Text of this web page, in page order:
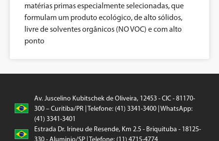
matérias primas especialmente selecionadas, que
formulam um produto ecológico, de alto sólidos,
livre de solventes orgânicos (NO VOC) e com alto
ponto
Av. Juscelino Kubitschek de Oliveira, 12453 - CIC - 81170-
300 – Curitiba/PR | Telefone: (41) 3341-3400 | WhatsApp:
(41) 3341-3401
Estrada Dr. Irineu de Resende, Km 2.5 - Briquituba - 18125-
330 - Aluminio/SP | Telefone: (11) 4715-4774